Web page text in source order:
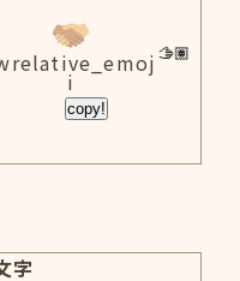
i
copy!
字